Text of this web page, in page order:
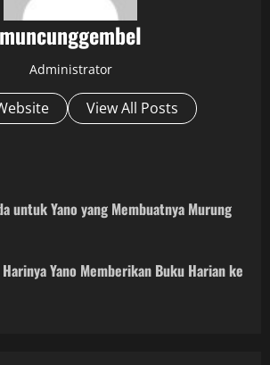
muncunggembel
Administrator
View All Posts
untuk Yano yang Membuatnya Murung
Yano Memberikan Buku Harian ke